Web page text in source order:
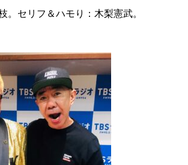
。セリフ＆ハモり：木梨憲武。